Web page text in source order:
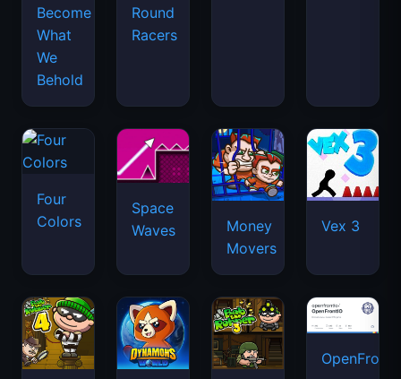
Become
What
We
Behold
Round
Racers
Four
Colors
Space
Waves
Money
Movers
Vex 3